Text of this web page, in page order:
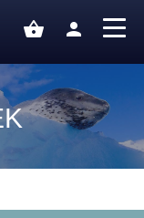
shopping_basket person